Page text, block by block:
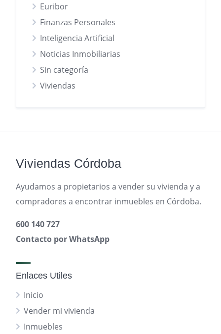
Euribor
Finanzas Personales
Inteligencia Artificial
Noticias Inmobiliarias
Sin categoría
Viviendas
Viviendas Córdoba
Ayudamos a propietarios a vender su vivienda y a
compradores a encontrar inmuebles en Córdoba.
600 140 727
Contacto por WhatsApp
Enlaces Utiles
Inicio
Vender mi vivienda
Inmuebles